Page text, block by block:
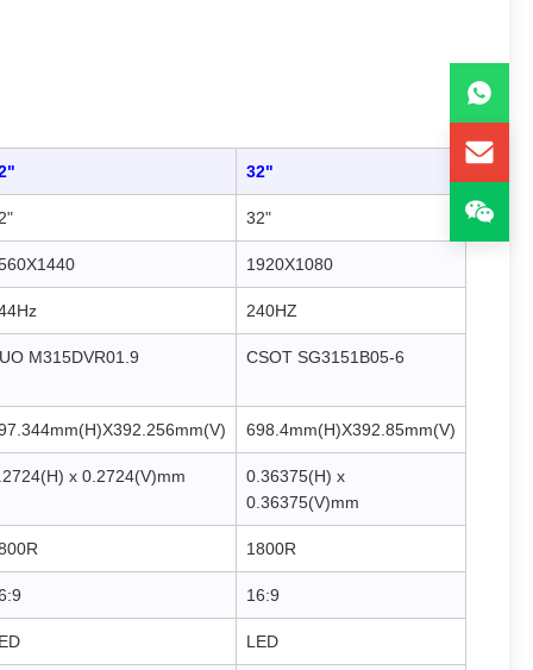
32"
32"
1920X1080
240HZ
M315DVR01.9 CSOT SG3151B05-6
698.4mm(H)X392.85mm(V)
x 0.2724(V)mm
0.36375(H) x
0.36375(V)mm
1800R
16:9
LED